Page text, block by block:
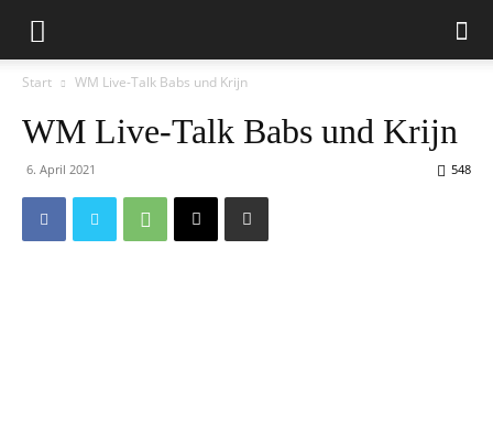
Start WM Live-Talk Babs und Krijn
WM Live-Talk Babs und Krijn
6. April 2021 548